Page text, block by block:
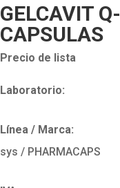
GELCAVIT
CAPSULAS
Precio de lista
Laboratorio:
Línea / Marca:
sys / PHARMACAPS